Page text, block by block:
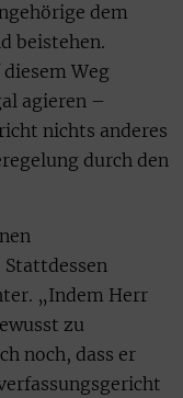
dem
beistehen.
Weg
agieren –
nichts anderes
durch den
„Indem Herr
zu
noch, dass er